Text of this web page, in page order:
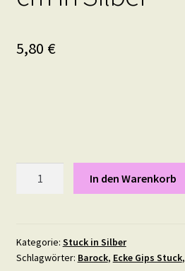
5,80 €
mal
10
In den Warenkorb
Kategorie: Stuck in Silber
Schlagwörter: Barock, Ecke Gips Stuck,